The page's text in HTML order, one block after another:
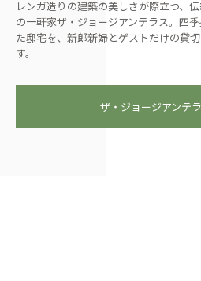
レンガ造りの建築の美しさが際立つ、
の一軒家ザ・ジョージアンテラス。四
た邸宅を、新郎新婦とゲストだけの貸
す。
ザ・ジョージアンテ